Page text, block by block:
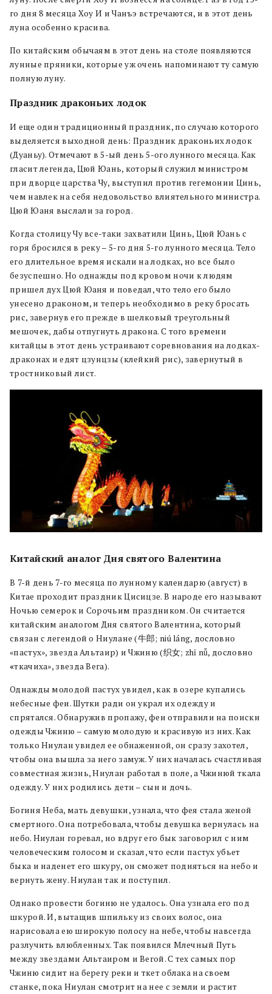
го дня 8 месяца Хоу И и Чанъэ встречаются, и в этот день
луна особенно красива.
По китайским обычаям в этот день на столе появляются
лунные пряники, которые уж очень напоминают ту самую
полную луну.
Праздник драконьих лодок
И еще один традиционный праздник, по случаю которого
выделяется выходной день: Праздник драконьих лодок
(Дуаньу). Отмечают в 5-ый день 5-ого лунного месяца. Как
гласит легенда, Цюй Юань, который служил министром
при дворце царства Чу, выступил против гегемонии Цинь,
чем навлек на себя недовольство влиятельного министра.
Цюй Юаня выслали за город.
Когда столицу Чу все-таки захватили Цинь, Цюй Юань с
горя бросился в реку – 5-го дня 5-го лунного месяца. Тело
его длительное время искали на лодках, но все было
безуспешно. Но однажды под кровом ночи к людям
пришел дух Цюй Юаня и поведал, что тело его было
унесено драконом, и теперь необходимо в реку бросать
рис, завернув его прежде в шелковый треугольный
мешочек, дабы отпугнуть дракона. С того времени
китайцы в этот день устраивают соревнования на лодках-
драконах и едят цзунцзы (клейкий рис), завернутый в
тростниковый лист.
Китайский аналог Дня святого Валентина
В 7-й день 7-го месяца по лунному календарю (август) в
Китае проходит праздник Цисицзе. В народе его называют
Ночью семерок и Сорочьим праздником. Он считается
китайским аналогом Дня святого Валентина, который
связан с легендой о Ниулане (牛郎; niú láng, дословно
«пастух», звезда Альтаир) и Чжиню (织女; zhī nǚ, дословно
«ткачиха», звезда Вега).
Однажды молодой пастух увидел, как в озере купались
небесные феи. Шутки ради он украл их одежду и
спрятался. Обнаружив пропажу, феи отправили на поиски
одежды Чжиню – самую молодую и красивую из них. Как
только Ниулан увидел ее обнаженной, он сразу захотел,
чтобы она вышла за него замуж. У них началась счастливая
совместная жизнь, Ниулан работал в поле, а Чжинюй ткала
одежду. У них родились дети – сын и дочь.
Богиня Неба, мать девушки, узнала, что фея стала женой
смертного. Она потребовала, чтобы девушка вернулась на
небо. Ниулан горевал, но вдруг его бык заговорил с ним
человеческим голосом и сказал, что если пастух убьет
быка и наденет его шкуру, он сможет подняться на небо и
вернуть жену. Ниулан так и поступил.
Однако провести богиню не удалось. Она узнала его под
шкурой. И, вытащив шпильку из своих волос, она
нарисовала ею широкую полосу на небе, чтобы навсегда
разлучить влюбленных. Так появился Млечный Путь
между звездами Альтаиром и Вегой. С тех самых пор
Чжиню сидит на берегу реки и ткет облака на своем
станке, пока Ниулан смотрит на нее с земли и растит